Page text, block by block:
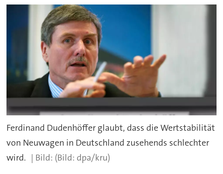
Ferdinand Dudenhöffer glaubt, dass die Wertstabilität
von Neuwagen in Deutschland zusehends schlechter
wird.
(Bild: dpa/kru)